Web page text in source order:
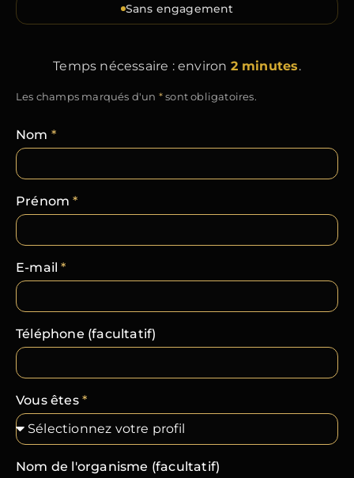
Sans engagement
Temps nécessaire : environ 2 minutes.
Les champs marqués d'un *sont obligatoires.
Nom *
Prénom*
E-mail*
Téléphone (facultatif)
Vous êtes *
Nom de l'organisme (facultatif)